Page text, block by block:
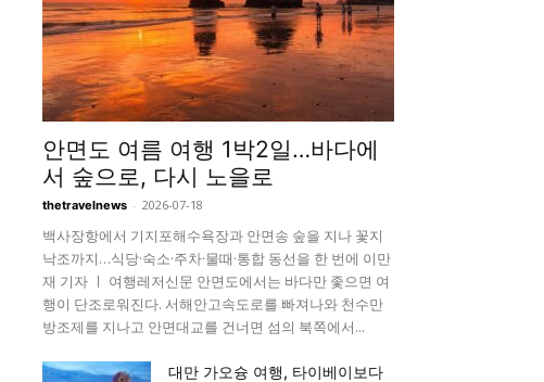
안면도 여름 여행 1박2일…바다에
서 숲으로, 다시 노을로
thetravelnews - 2026-07-18
백사장항에서 기지포해수욕장과 안면송 숲을 지나 꽃지
낙조까지…식당·숙소·주차·물때·통합 동선을 한 번에 이만
재 기자 ㅣ 여행레저신문 안면도에서는 바다만 좇으면 여
행이 단조로워진다. 서해안고속도로를 빠져나와 천수만
방조제를 지나고 안면대교를 건너면 섬의 북쪽에서...
대만 가오슝 여행, 타이베이보다